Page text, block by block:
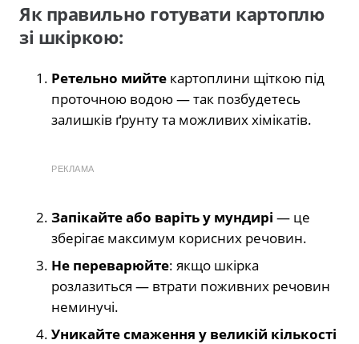
Як правильно готувати картоплю
зі шкіркою:
Ретельно мийте картоплини щіткою під
проточною водою — так позбудетесь
залишків ґрунту та можливих хімікатів.
РЕКЛАМА
Запікайте або варіть у мундирі — це
зберігає максимум корисних речовин.
Не переварюйте: якщо шкірка
розлазиться — втрати поживних речовин
неминучі.
Уникайте смаження у великій кількості